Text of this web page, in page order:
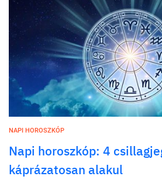
NAPI HOROSZKÓP
Napi horoszkóp: 4
káprázatosan alakul